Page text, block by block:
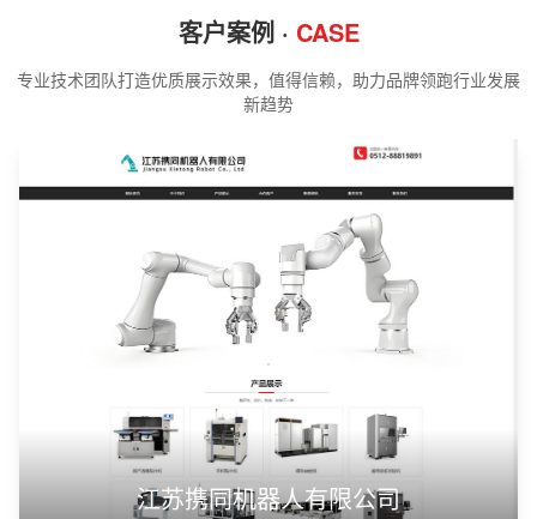
客户案例 · CASE
专业技术团队打造优质展示效果，值得信赖，助力品牌领跑行业发展
新趋势
江苏携同机器人有限公司